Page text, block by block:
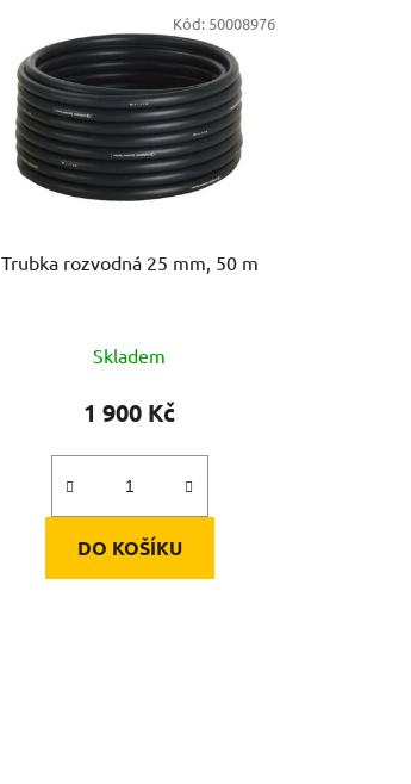
kTrubka rozvodná 25 mm, 50 m
Skladem
1 900 Kč
DO KOŠÍKU
Kód: 50008976